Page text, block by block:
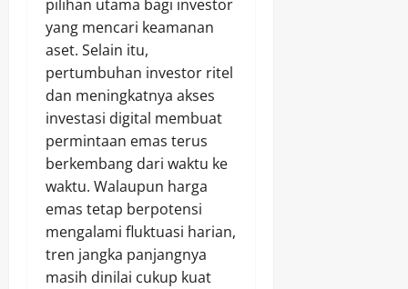
pilihan utama bagi investor
yang mencari keamanan
aset. Selain itu,
pertumbuhan investor ritel
dan meningkatnya akses
investasi digital membuat
permintaan emas terus
berkembang dari waktu ke
waktu. Walaupun harga
emas tetap berpotensi
mengalami fluktuasi harian,
tren jangka panjangnya
masih dinilai cukup kuat